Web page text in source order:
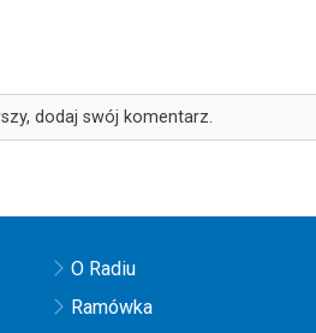
dodaj swój komentarz.
O Radiu
Ramówka